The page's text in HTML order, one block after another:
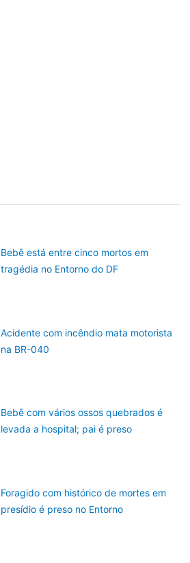
Bebê está entre cinco mortos em
tragédia no Entorno do DF
Acidente com incêndio mata motorista
na BR-040
Bebê com vários ossos quebrados é
levada a hospital; pai é preso
Foragido com histórico de mortes em
presídio é preso no Entorno